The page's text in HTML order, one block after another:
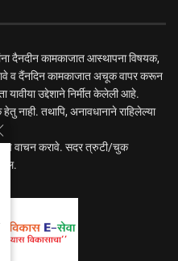
दैनदीन कामकाजात आस्थापना विषयक,
व दैंनदिन कामकाजात अचूक वापर करून
उद्देशाने निर्मीत केलेली आहे.
नाही. तथापि, अनावधानाने राहिलेल्या
वाचन करावे. सदर त्रुटी/चुक